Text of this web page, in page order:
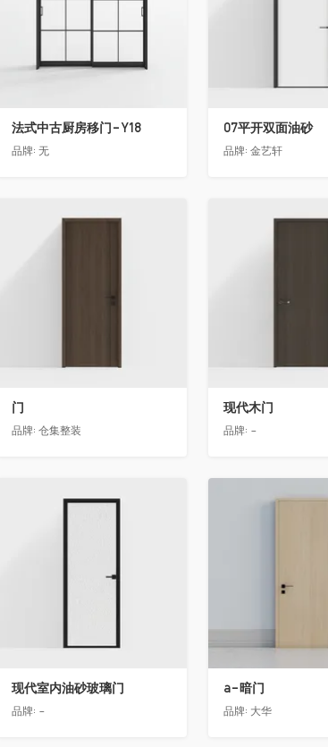
法式中古厨房移门-Y18
品牌:无
07平开双面油砂
品牌:金艺轩
门
品牌:仓集整装
现代木门
品牌: -
现代室内油砂玻璃门
品牌: -
收藏
a-暗门
品牌: 大华